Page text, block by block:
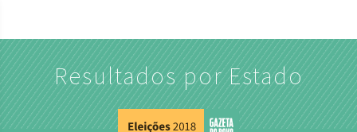
Resultados por Estado